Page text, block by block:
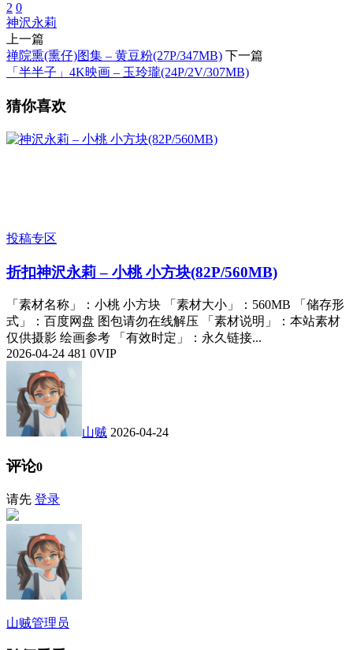
2 0
神沢永莉
上一篇
禅院熏(熏仔)图集 – 黄豆粉(27P/347MB) 下一篇
「半半子」4K映画 – 玉玲瓏(24P/2V/307MB)
猜你喜欢
投稿专区
折扣神沢永莉 – 小桃 小方块(82P/560MB)
「素材名称」：小桃 小方块 「素材大小」：560MB 「储存形
式」：百度网盘 图包请勿在线解压 「素材说明」：本站素材
仅供摄影 绘画参考 「有效时定」：永久链接...
2026-04-24 481 0VIP
山贼 2026-04-24
评论0
请先 登录
山贼管理员